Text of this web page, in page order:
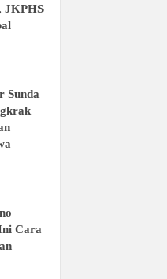
JKPHS
Sunda
Cara